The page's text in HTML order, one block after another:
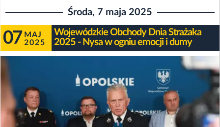
Środa, 7 maja 2025
07 MAJ
2025
Wojewódzkie Obchody Dnia Strażaka
2025 - Nysa w ogniu emocji i dumy